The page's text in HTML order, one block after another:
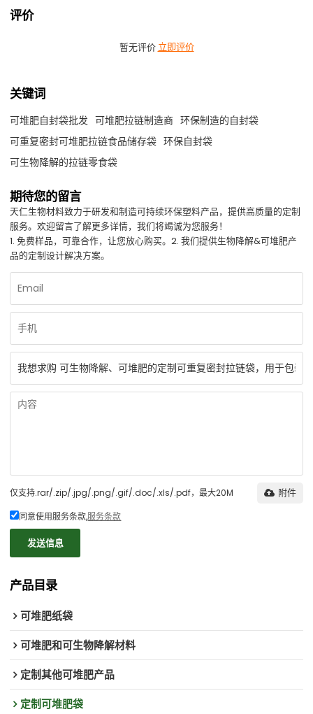
评价
暂无评价 立即评价
关键词
可堆肥自封袋批发 可堆肥拉链制造商 环保制造的自封袋
可重复密封可堆肥拉链食品储存袋 环保自封袋
可生物降解的拉链零食袋
期待您的留言
天仁生物材料致力于研发和制造可持续环保塑料产品，提供高质量的定制
服务。欢迎留言了解更多详情，我们将竭诚为您服务！
1. 免费样品，可靠合作，让您放心购买。2. 我们提供生物降解&可堆肥产
品的定制设计解决方案。
仅支持.rar/.zip/.jpg/.png/.gif/.doc/.xls/.pdf，最大20M 附件
同意使用服务条款,服务条款
发送信息
产品目录
可堆肥纸袋
可堆肥和可生物降解材料
定制其他可堆肥产品
定制可堆肥袋